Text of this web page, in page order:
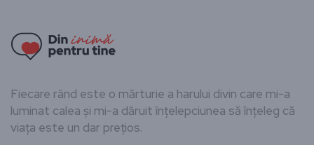
Fiecare rând este o mărturie a harului divin care mi-a
luminat calea și mi-a dăruit înțelepciunea să înțeleg că
viața este un dar prețios.